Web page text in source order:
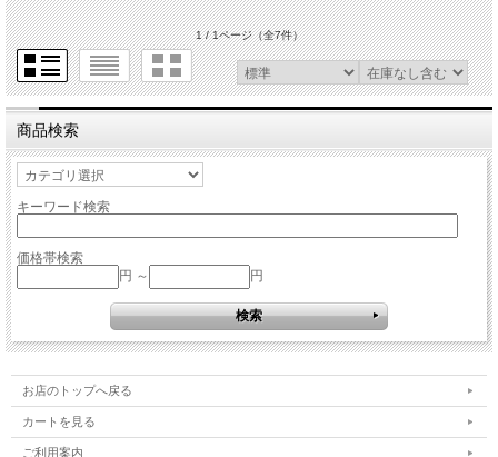
1 / 1ページ（全7件）
商品検索
キーワード検索
価格帯検索
円 ～
円
お店のトップへ戻る
カートを見る
ご利用案内